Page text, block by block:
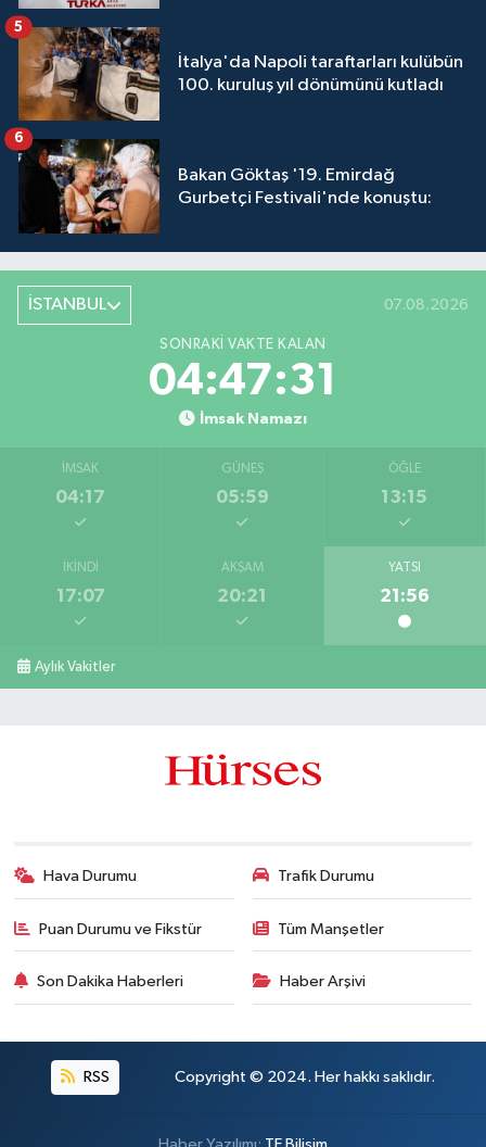
İtalya'da Napoli taraftarları kulübün
100. kuruluş yıl dönümünü kutladı
5
Bakan Göktaş '19. Emirdağ
Gurbetçi Festivali'nde konuştu:
6
İSTANBUL 07.08.2026
SONRAKI VAKTE KALAN
04:47:30
İmsak Namazı
İMSAK
04:17
GÜNEŞ
05:59
ÖĞLE
13:15
İKINDI
17:07
AKŞAM
20:21
YATSI
21:56
Aylık Vakitler
Hava Durumu Trafik Durumu
Puan Durumu ve Fikstür Tüm Manşetler
Son Dakika Haberleri Haber Arşivi
RSS Copyright © 2024. Her hakkı saklıdır.